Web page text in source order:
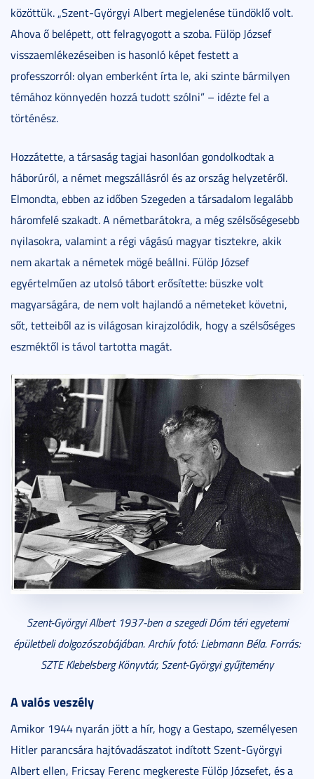
közöttük. „Szent-Györgyi Albert megjelenése tündöklő volt.
Ahova ő belépett, ott felragyogott a szoba. Fülöp József
visszaemlékezéseiben is hasonló képet festett a
professzorról: olyan emberként írta le, aki szinte bármilyen
témához könnyedén hozzá tudott szólni” – idézte fel a
történész.
Hozzátette, a társaság tagjai hasonlóan gondolkodtak a
háborúról, a német megszállásról és az ország helyzetéről.
Elmondta, ebben az időben Szegeden a társadalom legalább
háromfelé szakadt. A németbarátokra, a még szélsőségesebb
nyilasokra, valamint a régi vágású magyar tisztekre, akik
nem akartak a németek mögé beállni. Fülöp József
egyértelműen az utolsó tábort erősítette: büszke volt
magyarságára, de nem volt hajlandó a németeket követni,
sőt, tetteiből az is világosan kirajzolódik, hogy a szélsőséges
eszméktől is távol tartotta magát.
Szent-Györgyi Albert 1937-ben a szegedi Dóm téri egyetemi
épületbeli dolgozószobájában. Archív fotó: Liebmann Béla. Forrás:
SZTE Klebelsberg Könyvtár, Szent-Györgyi gyűjtemény
A valós veszély
Amikor 1944 nyarán jött a hír, hogy a Gestapo, személyesen
Hitler parancsára hajtóvadászatot indított Szent-Györgyi
Albert ellen, Fricsay Ferenc megkereste Fülöp Józsefet, és a